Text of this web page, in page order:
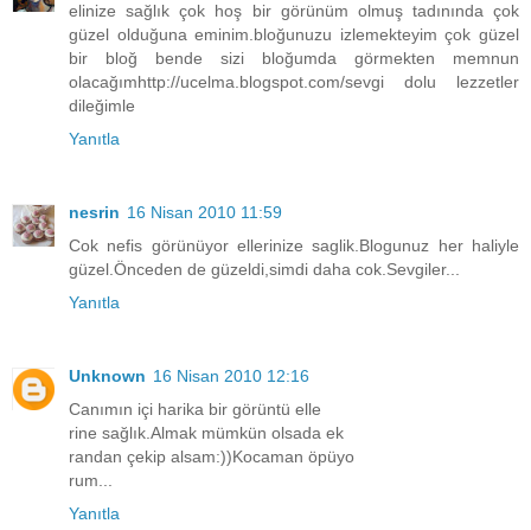
elinize sağlık çok hoş bir görünüm olmuş tadınında çok
güzel olduğuna eminim.bloğunuzu izlemekteyim çok güzel
bir bloğ bende sizi bloğumda görmekten memnun
olacağımhttp://ucelma.blogspot.com/sevgi dolu lezzetler
dileğimle
Yanıtla
nesrin 16 Nisan 2010 11:59
Cok nefis görünüyor ellerinize saglik.Blogunuz her haliyle
güzel.Önceden de güzeldi,simdi daha cok.Sevgiler...
Yanıtla
Unknown 16 Nisan 2010 12:16
Canımın içi harika bir görüntü elle
rine sağlık.Almak mümkün olsada ek
randan çekip alsam:))Kocaman öpüyo
rum...
Yanıtla